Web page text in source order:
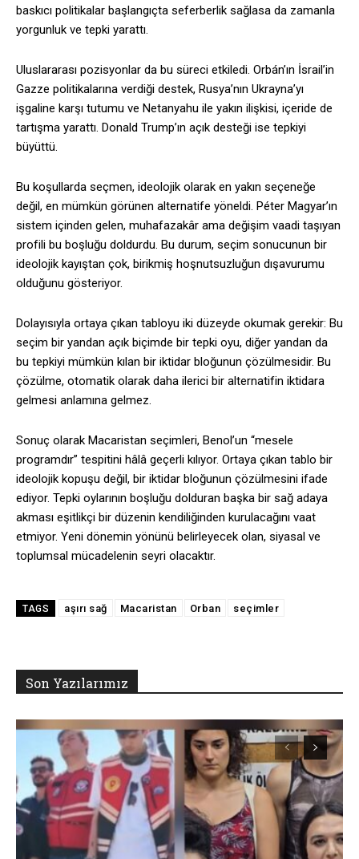
baskıcı politikalar başlangıçta seferberlik sağlasa da zamanla
yorgunluk ve tepki yarattı.
Uluslararası pozisyonlar da bu süreci etkiledi. Orbán’ın İsrail’in
Gazze politikalarına verdiği destek, Rusya’nın Ukrayna’yı
işgaline karşı tutumu ve Netanyahu ile yakın ilişkisi, içeride de
tartışma yarattı. Donald Trump’ın açık desteği ise tepkiyi
büyüttü.
Bu koşullarda seçmen, ideolojik olarak en yakın seçeneğe
değil, en mümkün görünen alternatife yöneldi. Péter Magyar’ın
sistem içinden gelen, muhafazakâr ama değişim vaadi taşıyan
profili bu boşluğu doldurdu. Bu durum, seçim sonucunun bir
ideolojik kayıştan çok, birikmiş hoşnutsuzluğun dışavurumu
olduğunu gösteriyor.
Dolayısıyla ortaya çıkan tabloyu iki düzeyde okumak gerekir: Bu
seçim bir yandan açık biçimde bir tepki oyu, diğer yandan da
bu tepkiyi mümkün kılan bir iktidar bloğunun çözülmesidir. Bu
çözülme, otomatik olarak daha ilerici bir alternatifin iktidara
gelmesi anlamına gelmez.
Sonuç olarak Macaristan seçimleri, Benol’un “mesele
programdır” tespitini hâlâ geçerli kılıyor. Ortaya çıkan tablo bir
ideolojik kopuşu değil, bir iktidar bloğunun çözülmesini ifade
ediyor. Tepki oylarının boşluğu dolduran başka bir sağ adaya
akması eşitlikçi bir düzenin kendiliğinden kurulacağını vaat
etmiyor. Yeni dönemin yönünü belirleyecek olan, siyasal ve
toplumsal mücadelenin seyri olacaktır.
TAGS aşırı sağ Macaristan Orban seçimler
Son Yazılarımız